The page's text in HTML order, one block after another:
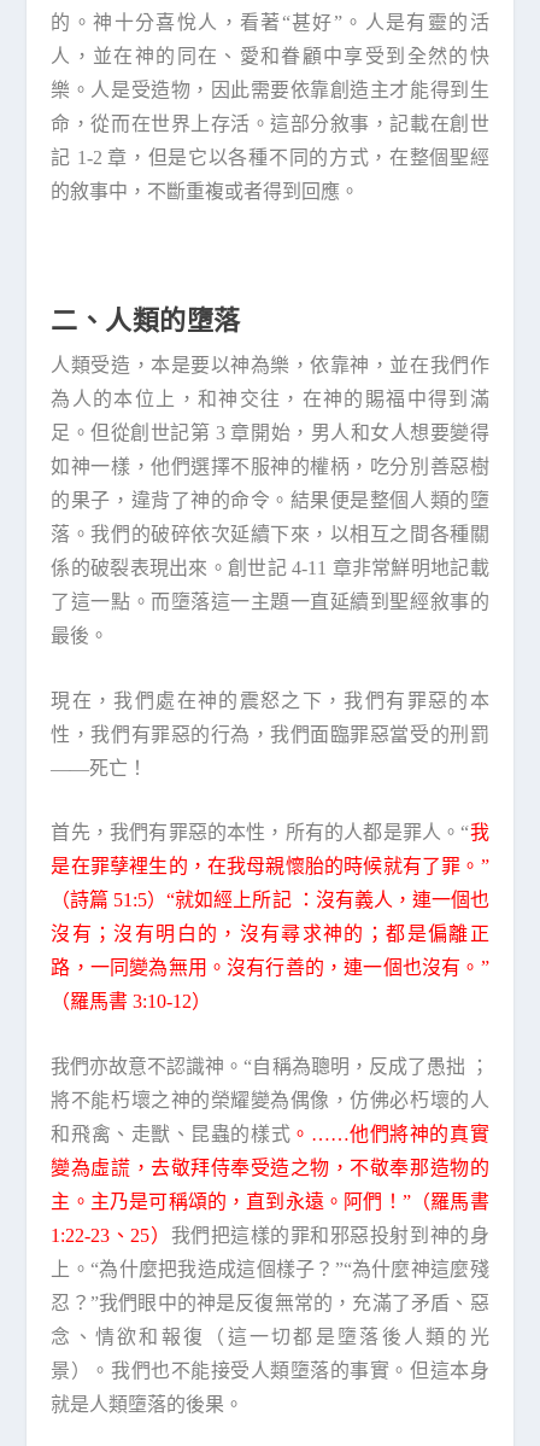
的。神十分喜悅人，看著“甚好”。人是有靈的活
人，並在神的同在、愛和眷顧中享受到全然的快
樂。人是受造物，因此需要依靠創造主才能得到生
命，從而在世界上存活。這部分敘事，記載在創世
記 1-2 章，但是它以各種不同的方式，在整個聖經
的敘事中，不斷重複或者得到回應。
二、人類的墮落
人類受造，本是要以神為樂，依靠神，並在我們作
為人的本位上，和神交往，在神的賜福中得到滿
足。但從創世記第 3 章開始，男人和女人想要變得
如神一樣，他們選擇不服神的權柄，吃分別善惡樹
的果子，違背了神的命令。結果便是整個人類的墮
落。我們的破碎依次延續下來，以相互之間各種關
係的破裂表現出來。創世記 4-11 章非常鮮明地記載
了這一點。而墮落這一主題一直延續到聖經敘事的
最後。
現在，我們處在神的震怒之下，我們有罪惡的本
性，我們有罪惡的行為，我們面臨罪惡當受的刑罰
——死亡！
首先，我們有罪惡的本性，所有的人都是罪人。“我
是在罪孽裡生的，在我母親懷胎的時候就有了罪。”
（詩篇 51:5）“就如經上所記 ：沒有義人，連一個也
沒有；沒有明白的，沒有尋求神的；都是偏離正
路，一同變為無用。沒有行善的，連一個也沒有。”
（羅馬書 3:10-12）
我們亦故意不認識神。“自稱為聰明，反成了愚拙 ；
將不能朽壞之神的榮耀變為偶像，仿佛必朽壞的人
和飛禽、走獸、昆蟲的樣式 。……他們將神的真實
變為虛謊，去敬拜侍奉受造之物，不敬奉那造物的
主。主乃是可稱頌的，直到永遠。阿們！”（羅馬書
1:22-23、25） 我們把這樣的罪和邪惡投射到神的身
上。“為什麼把我造成這個樣子？”“為什麼神這麼殘
忍？”我們眼中的神是反復無常的，充滿了矛盾、惡
念、情欲和報復（這一切都是墮落後人類的光
景）。我們也不能接受人類墮落的事實。但這本身
就是人類墮落的後果。